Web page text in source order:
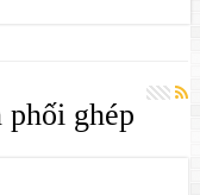
ghép